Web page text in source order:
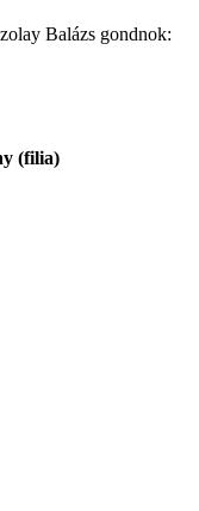
Balázs gondnok:
(filia)